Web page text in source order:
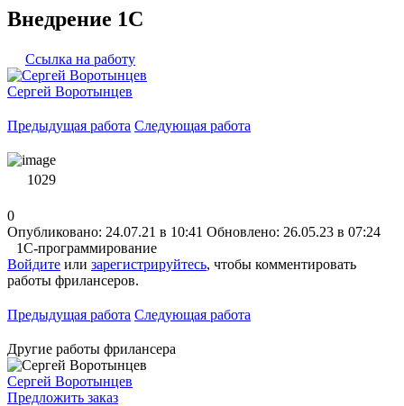
Внедрение 1С
Ссылка на работу
Сергей Воротынцев
Предыдущая работа Следующая работа
1029
0
Опубликовано: 24.07.21 в 10:41 Обновлено: 26.05.23 в 07:24
1С-программирование
Войдите или зарегистрируйтесь, чтобы комментировать
работы фрилансеров.
Предыдущая работа Следующая работа
Другие работы фрилансера
Сергей Воротынцев
Предложить заказ